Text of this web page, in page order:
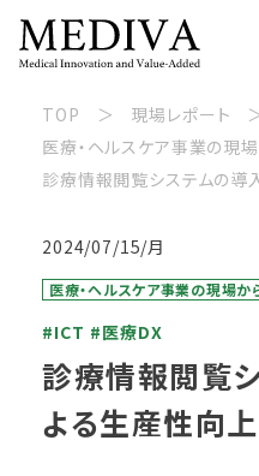
TOP
現場レポート
医療・ヘルスケア事業の現
診療情報閲覧システムの導
2024/07/15/月
医療・ヘルスケア事業の現場か
#ICT #医療DX
診療情報閲覧
よる生産性向上